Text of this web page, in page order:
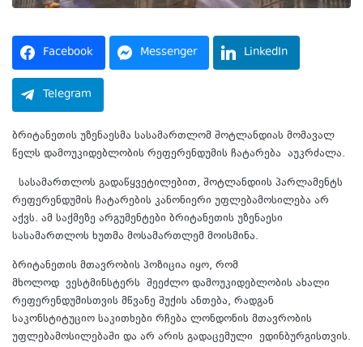
Facebook Messenger LinkedIn
Telegram
ბრიტანეთის უზენაესმა სასამართლომ შოტლანდიას მომავალ
წელს დამოუკიდებლობის რეფერენდუმის ჩატარება აუკრძალა.
სასამართლოს გადაწყვეტილებით, შოტლანდიის პარლამენტს
რეფერენდუმის ჩატარების კანონიერი უფლებამოსილება არ
აქვს. ამ საქმეზე არგუმენტები ბრიტანეთის უზენაესი
სასამართლოს ხუთმა მოსამართლემ მოისმინა.
ბრიტანეთის მთავრობის პოზიცია იყო, რომ
მხოლოდ ვესტმინსტერს შეეძლო დამოუკიდებლობის ახალი
რეფერენდუმისთვის მწვანე შუქის ანთება, რადგან
საკონსტიტუციო საკითხები რჩება ლონდონის მთავრობის
უფლებამოსილებაში და არ არის გადაცემული ედინბურგისთვის.